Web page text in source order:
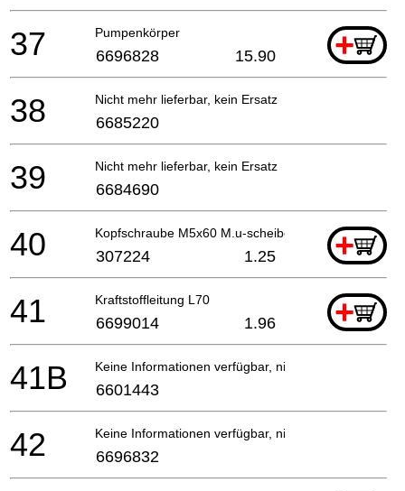
Pumpenkörper +
37 6696828 15.90
Nicht mehr lieferbar, kein Ersatz
38 6685220
Nicht mehr lieferbar, kein Ersatz
39 6684690
Kopfschraube M5x60 M.u-scheibe (schwarz)
+
40 307224 1.25
Kraftstoffleitung L70 +
41 6699014 1.96
Keine Informationen verfügbar, nicht bestellbar
41B 6601443
Keine Informationen verfügbar, nicht bestellbar
42 6696832